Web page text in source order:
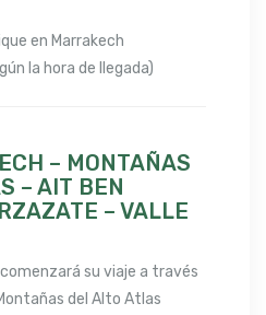
en Marrakech
la hora de llegada)
– MONTAÑAS
– AIT BEN
– VALLE
su viaje a través
del Alto Atlas